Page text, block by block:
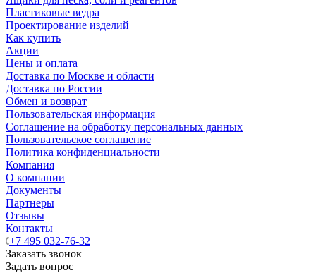
Пластиковые ведра
Проектирование изделий
Как купить
Акции
Цены и оплата
Доставка по Москве и области
Доставка по России
Обмен и возврат
Пользовательская информация
Соглашение на обработку персональных данных
Пользовательское соглашение
Политика конфиденциальности
Компания
О компании
Документы
Партнеры
Отзывы
Контакты
+7 495 032-76-32
Заказать звонок
Задать вопрос